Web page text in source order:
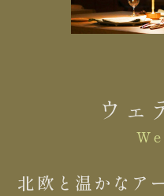
ウェ
北欧と温かなア